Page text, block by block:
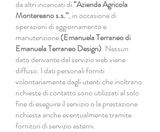
da altri incaricati di“Azienda Agricola
Montereano s.s.”, in occasione di
operazioni di aggiornamento e
manutenzione(Emanuela Terraneo di
Emanuela Terraneo Design). Nessun
dato derivante dal servizio web viene
diffuso. I dati personali forniti
volontariamente dagli utenti che inoltrano
richieste di contatto sono utilizzati al solo
fine di eseguire il servizio o la prestazione
richiesta anche eventualmente tramite
fornitori di servizio esterni.